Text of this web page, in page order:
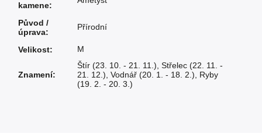
kamene:
Původ /
úprava:
Přírodní
Velikost: M
Znamení:
Štír (23. 10. - 21. 11.) Střelec (22. 11. -
21. 12.) Vodnář (20. 1. - 18. 2.)
Ryby
(19. 2. - 20. 3.)